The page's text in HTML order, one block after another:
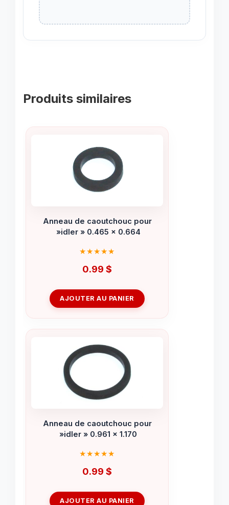
Produits similaires
Anneau de caoutchouc pour
»idler » 0.465 x 0.664
0.99 $
AJOUTER AU PANIER
Anneau de caoutchouc pour
»idler » 0.961 x 1.170
0.99 $
AJOUTER AU PANIER